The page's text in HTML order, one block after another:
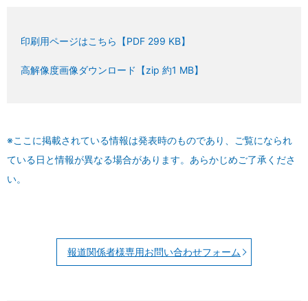
印刷用ページはこちら【PDF 299 KB】
高解像度画像ダウンロード【zip 約1 MB】
※ここに掲載されている情報は発表時のものであり、ご覧になられ
ている日と情報が異なる場合があります。あらかじめご了承くださ
い。
報道関係者様専用お問い合わせフォーム